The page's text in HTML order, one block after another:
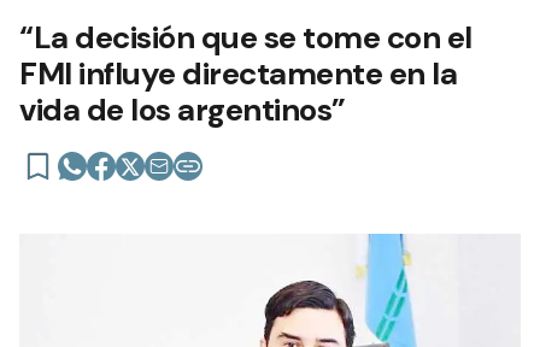
“La decisión que se tome con el
FMI influye directamente en la
vida de los argentinos”